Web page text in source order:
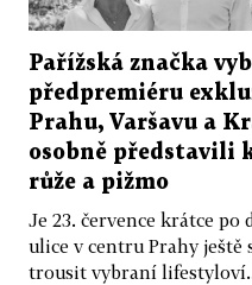
Pařížská značka
předpremiéru
Prahu, Varšavu a
osobně představili
růže a pižmo
Je 23. července krátce po
ulice v centru Prahy ještě
trousit vybraní